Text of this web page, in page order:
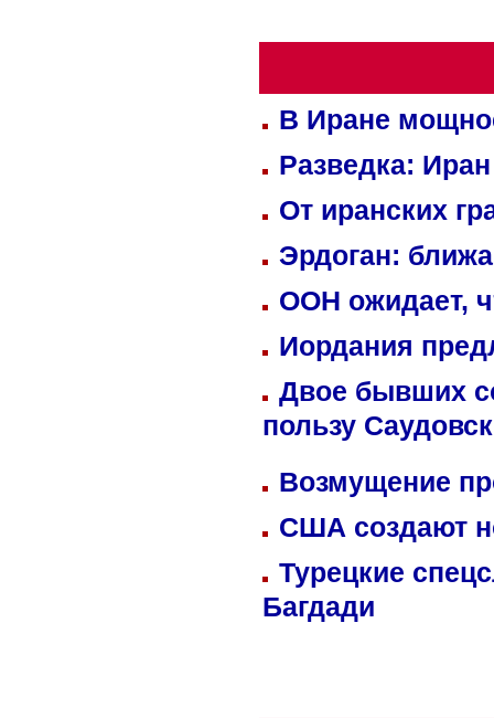
В Иране
Разведка:
От иранских
Эрдоган:
ООН ожидает,
Иордания
Двое бывших
пользу
Возмущение
США создают
Турецкие
Багдади